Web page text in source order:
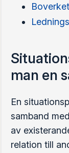
man en
En
samband
av
relation till